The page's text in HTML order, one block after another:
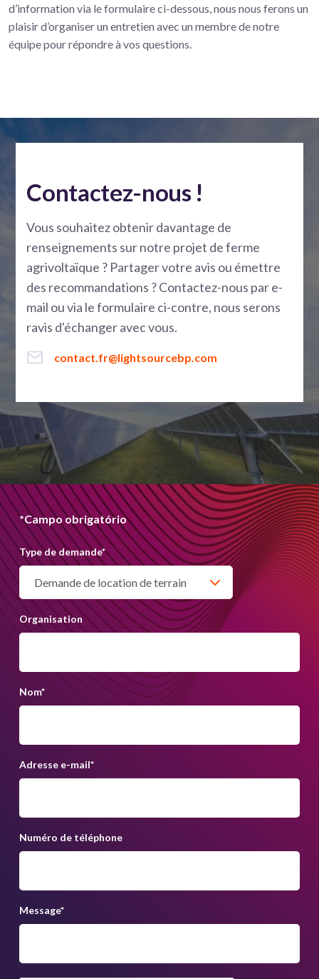
d’information via le formulaire ci-dessous, nous nous ferons un
plaisir d’organiser un entretien avec un membre de notre
équipe pour répondre à vos questions.
Contactez-nous !
Vous souhaitez obtenir davantage de
renseignements sur notre projet de ferme
agrivoltaïque ? Partager votre avis ou émettre
des recommandations ? Contactez-nous par e-
mail ou via le formulaire ci-contre, nous serons
ravis d'échanger avec vous.
contact.fr@lightsourcebp.com
*Campo obrigatório
Type de demande*
Organisation
Nom*
Adresse e-mail*
Numéro de téléphone
Message*